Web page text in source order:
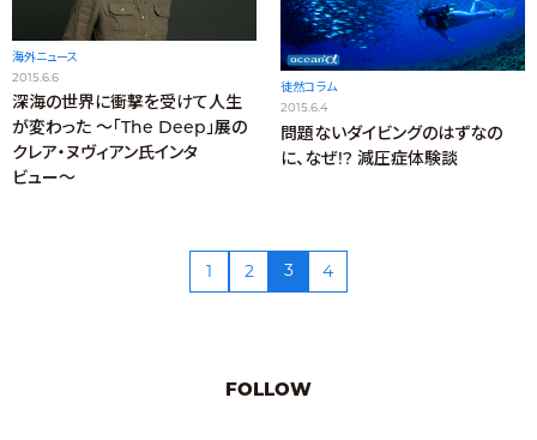
海外ニュース
2015.6.6
深海の世界に衝撃を受けて人生
が変わった 〜「The Deep」展の
クレア・ヌヴィアン氏インタ
ビュー〜
徒然コラム
2015.6.4
問題ないダイビングのはずなの
に、なぜ!? 減圧症体験談
1 2 3 4
FOLLOW